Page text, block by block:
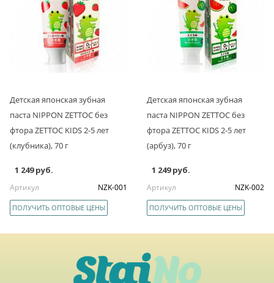
Детская японская зубная
паста NIPPON ZETTOC без
фтора ZETTOC KIDS 2-5 лет
(клубника), 70 г
1 249 руб.
Артикул NZK-001
ПОЛУЧИТЬ ОПТОВЫЕ ЦЕНЫ
Детская японская зубная
паста NIPPON ZETTOC без
фтора ZETTOC KIDS 2-5 лет
(арбуз), 70 г
1 249 руб.
Артикул NZK-002
ПОЛУЧИТЬ ОПТОВЫЕ ЦЕНЫ